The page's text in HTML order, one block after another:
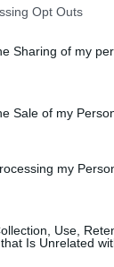
Opt Outs
Sharing of my
Sale of my
my
Use,
Is Unrelated
redaktør